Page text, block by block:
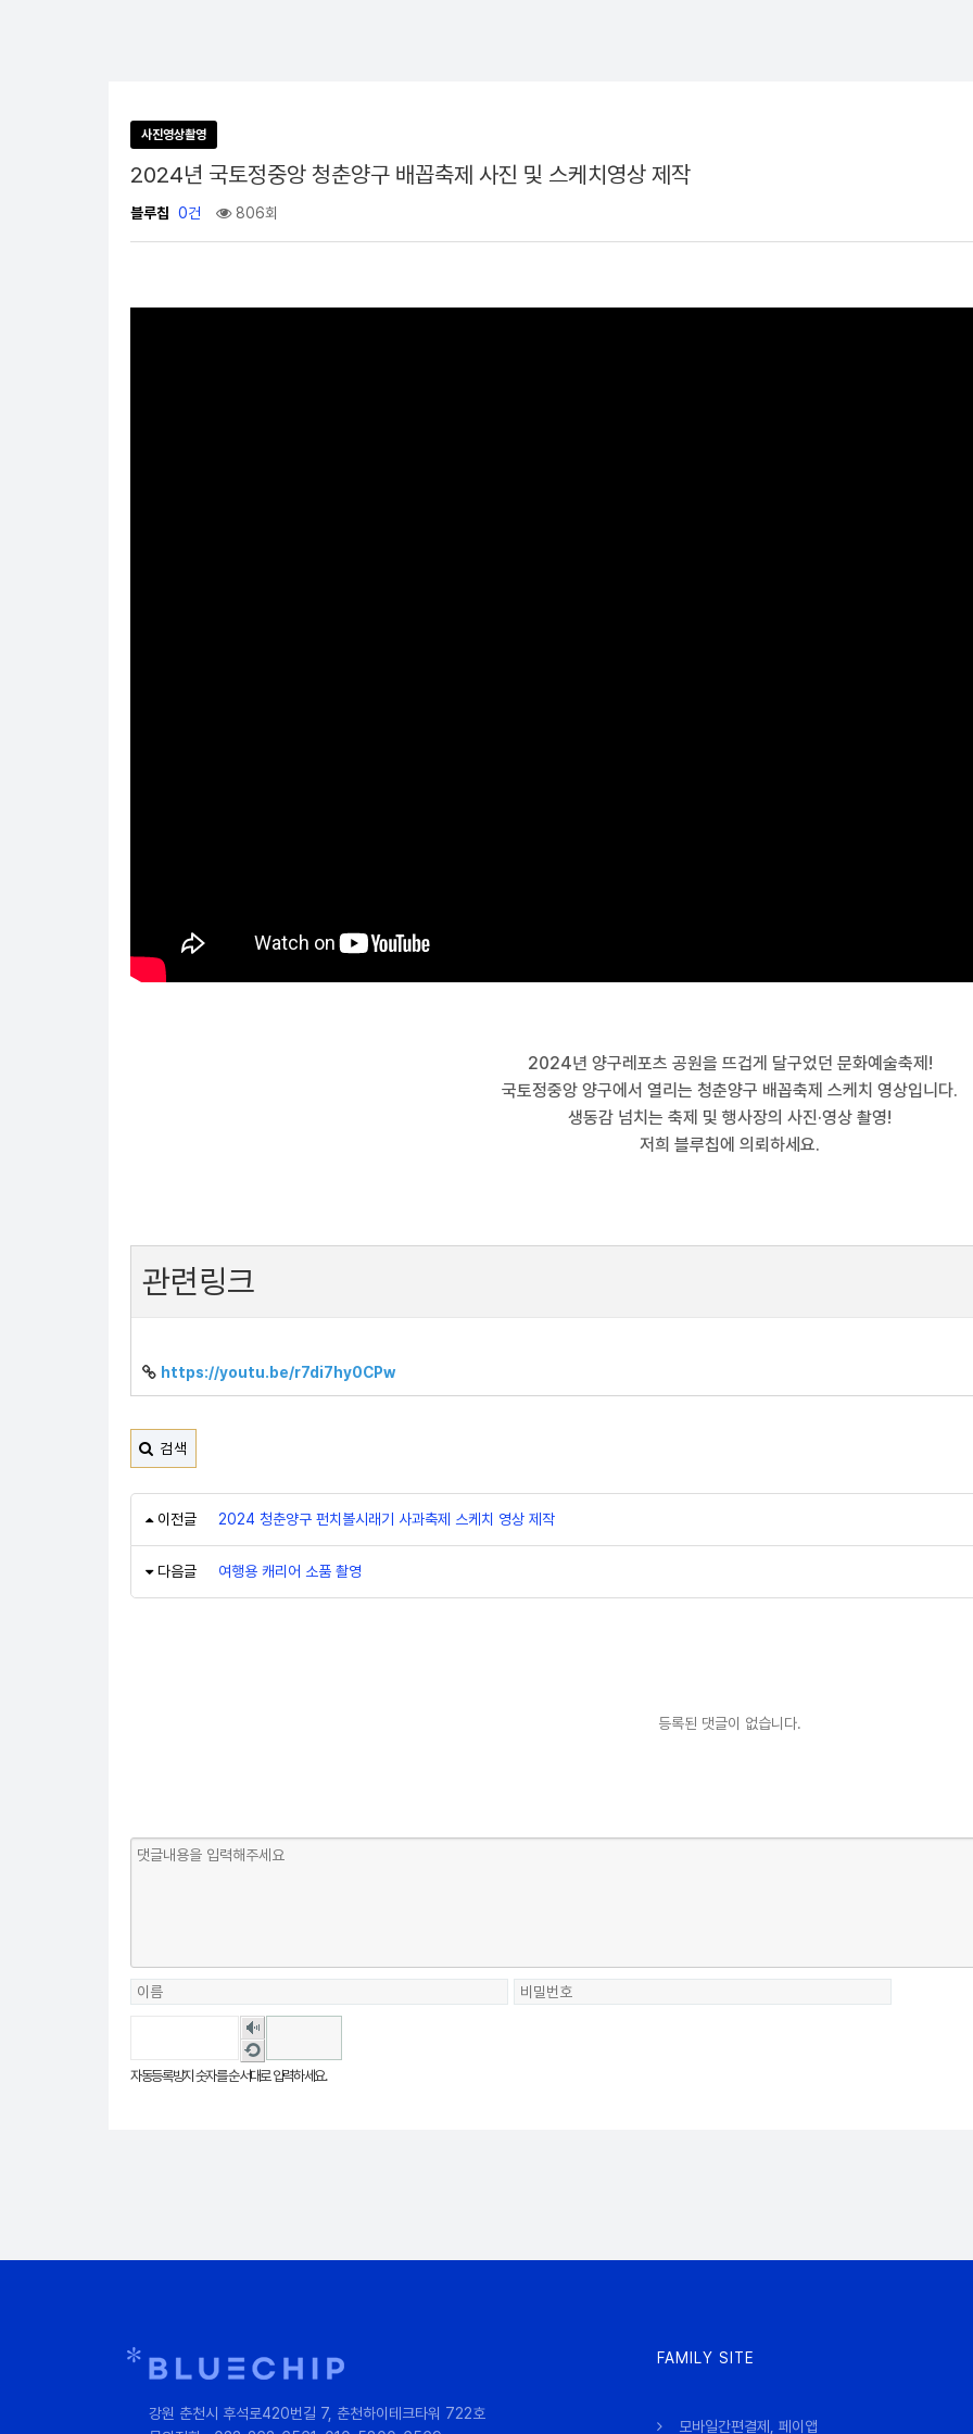
사진영상촬영
2024년 국토정중앙 청춘양구 배꼽축제 사진 및 스케치영상 제작
블루칩 0건 806회
2024년 양구레포츠 공원을 뜨겁게 달구었던 문화예술축제!
국토정중앙 양구에서 열리는 청춘양구 배꼽축제 스케치 영상입니다.
생동감 넘치는 축제 및 행사장의 사진·영상 촬영!
저희 블루칩에 의뢰하세요.
관련링크
https://youtu.be/r7di7hy0CPw
검색
이전글 2024 청춘양구 펀치볼시래기 사과축제 스케치 영상 제작
다음글 여행용 캐리어 소품 촬영
등록된 댓글이 없습니다.
숫
자
음
새
로
자동등록방지 숫자를 순서대로 입력하세요.
강원 춘천시 후석로420번길 7, 춘천하이테크타워 722호
FAMILY SITE
모바일간편결제, 페이앱